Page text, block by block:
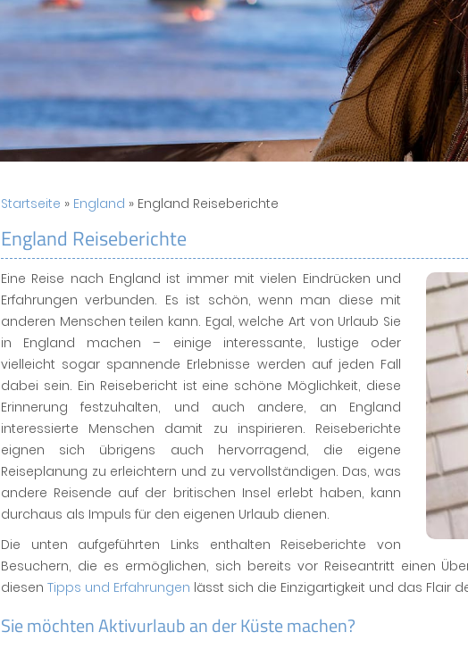
Startseite » England » England Reiseberichte
England Reiseberichte
Eine Reise nach England ist immer mit vielen Eindrücken und
Erfahrungen verbunden. Es ist schön, wenn man diese mit
anderen Menschen teilen kann. Egal, welche Art von Urlaub Sie
in England machen – einige interessante, lustige oder
vielleicht sogar spannende Erlebnisse werden auf jeden Fall
dabei sein. Ein Reisebericht ist eine schöne Möglichkeit, diese
Erinnerung festzuhalten, und auch andere, an England
interessierte Menschen damit zu inspirieren. Reiseberichte
eignen sich übrigens auch hervorragend, die eigene
Reiseplanung zu erleichtern und zu vervollständigen. Das, was
andere Reisende auf der britischen Insel erlebt haben, kann
durchaus als Impuls für den eigenen Urlaub dienen.
Die unten aufgeführten Links enthalten Reiseberichte von
Besuchern, die es ermöglichen, sich bereits vor Reiseantritt einen
diesen Tipps und Erfahrungen lässt sich die Einzigartigkeit und das Flair
Sie möchten Aktivurlaub an der Küste machen?